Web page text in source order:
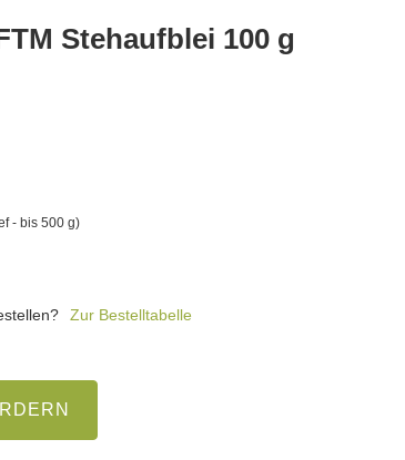
Stehaufblei 100 g
- bis 500 g)
Zur Bestelltabelle